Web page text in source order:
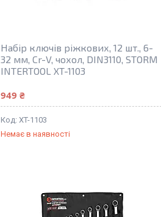
Набір ключів ріжкових, 12 шт., 6-
32 мм, Cr-V, чохол, DIN3110, STORM
INTERTOOL XT-1103
949 ₴
XT-1103
Немає в наявності